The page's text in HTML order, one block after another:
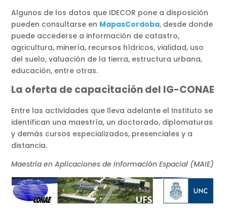
Algunos de los datos que IDECOR pone a disposición
pueden consultarse en MapasCordoba, desde donde
puede accederse a información de catastro,
agricultura, minería, recursos hídricos, vialidad, uso
del suelo, valuación de la tierra, estructura urbana,
educación, entre otras.
La oferta de capacitación del IG-CONAE
Entre las actividades que lleva adelante el Instituto se
identifican una maestría, un doctorado, diplomaturas
y demás cursos especializados, presenciales y a
distancia.
Maestría en Aplicaciones de Información Espacial (MAIE)